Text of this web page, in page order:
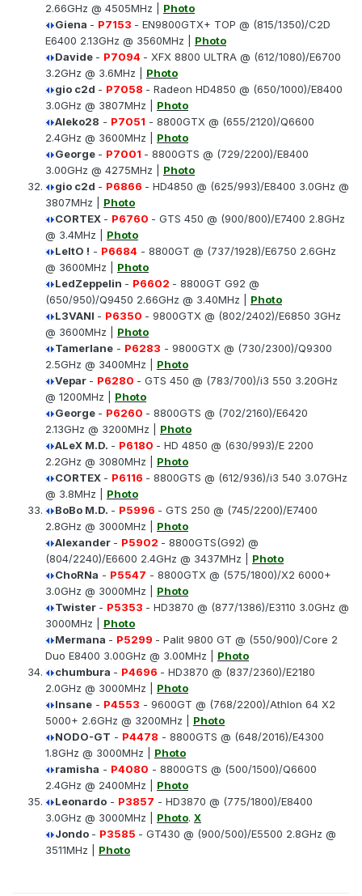
2.66GHz @ 4505MHz | Photo
Giena - P7153 - EN9800GTX+ TOP @ (815/1350)/C2D
E6400 2.13GHz @ 3560MHz | Photo
Davide - P7094 - XFX 8800 ULTRA @ (612/1080)/E6700
3.2GHz @ 3.6MHz | Photo
gio c2d - P7058 - Radeon HD4850 @ (650/1000)/E8400
3.0GHz @ 3807MHz | Photo
Aleko28 - P7051 - 8800GTX @ (655/2120)/Q6600
2.4GHz @ 3600MHz | Photo
George - P7001 - 8800GTS @ (729/2200)/E8400
3.00GHz @ 4275MHz | Photo
gio c2d - P6866 - HD4850 @ (625/993)/E8400 3.0GHz @
3807MHz | Photo
CORTEX - P6760 - GTS 450 @ (900/800)/E7400 2.8GHz
@ 3.4MHz | Photo
LeItO ! - P6684 - 8800GT @ (737/1928)/E6750 2.6GHz
@ 3600MHz | Photo
LedZeppelin - P6602 - 8800GT G92 @
(650/950)/Q9450 2.66GHz @ 3.40MHz | Photo
L3VANI - P6350 - 9800GTX @ (802/2402)/E6850 3GHz
@ 3600MHz | Photo
Tamerlane - P6283 - 9800GTX @ (730/2300)/Q9300
2.5GHz @ 3400MHz | Photo
Vepar - P6280 - GTS 450 @ (783/700)/i3 550 3.20GHz
@ 1200MHz | Photo
George - P6260 - 8800GTS @ (702/2160)/E6420
2.13GHz @ 3200MHz | Photo
ALeX M.D. - P6180 - HD 4850 @ (630/993)/E 2200
2.2GHz @ 3080MHz | Photo
CORTEX - P6116 - 8800GTS @ (612/936)/i3 540 3.07GHz
@ 3.8MHz | Photo
BoBo M.D. - P5996 - GTS 250 @ (745/2200)/E7400
2.8GHz @ 3000MHz | Photo
Alexander - P5902 - 8800GTS(G92) @
(804/2240)/E6600 2.4GHz @ 3437MHz | Photo
ChoRNa - P5547 - 8800GTX @ (575/1800)/X2 6000+
3.0GHz @ 3000MHz | Photo
Twister - P5353 - HD3870 @ (877/1386)/E3110 3.0GHz @
3000MHz | Photo
Mermana - P5299 - Palit 9800 GT @ (550/900)/Core 2
Duo E8400 3.00GHz @ 3.00MHz | Photo
chumbura - P4696 - HD3870 @ (837/2360)/E2180
2.0GHz @ 3000MHz | Photo
Insane - P4553 - 9600GT @ (768/2200)/Athlon 64 X2
5000+ 2.6GHz @ 3200MHz | Photo
NODO-GT - P4478 - 8800GTS @ (648/2016)/E4300
1.8GHz @ 3000MHz | Photo
ramisha - P4080 - 8800GTS @ (500/1500)/Q6600
2.4GHz @ 2400MHz | Photo
Leonardo - P3857 - HD3870 @ (775/1800)/E8400
3.0GHz @ 3000MHz | Photo. X
Jondo - P3585 - GT430 @ (900/500)/E5500 2.8GHz @
3511MHz | Photo